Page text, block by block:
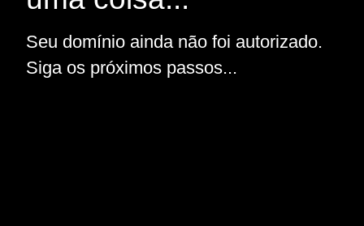
Seu domínio ainda não foi autorizado.
Siga os próximos passos...